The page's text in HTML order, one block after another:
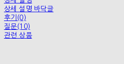
상세 설명 바닥글
후기(0)
질문(10)
관련 상품